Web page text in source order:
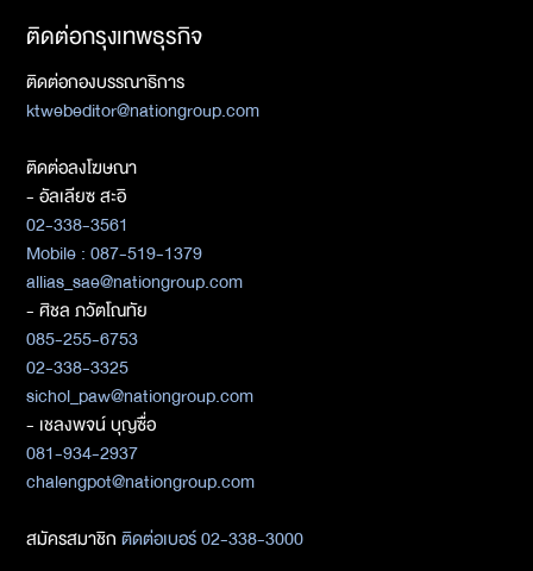
ติดต่อกรุงเทพธุรกิจ
ติดต่อกองบรรณาธิการ
ktwebeditor@nationgroup.com
ติดต่อลงโฆษณา
- อัลเลียซ สะอิ
02-338-3561
Mobile : 087-519-1379
allias_sae@nationgroup.com
- ศิชล ภวัตโณทัย
085-255-6753
02-338-3325
sichol_paw@nationgroup.com
- เชลงพจน์ บุญซื่อ
081-934-2937
chalengpot@nationgroup.com
สมัครสมาชิกติดต่อเบอร์ 02-338-3000